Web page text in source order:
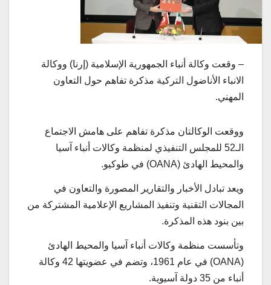
– وقعت وكالة أنباء الجمهورية الإسلامية (إرنا) ووكالة
الانباء الأناضول التركية مذكرة تفاهم حول التعاون
المهني.
ووقعت الوكالتان مذكرة تفاهم على هامش الاجتماع
الـ52 للمجلس التنفيذي لمنظمة وكالات أنباء آسيا
والمحيط الهادئ (OANA) في طوكيو.
ويعد تبادل الأخبار والتقارير المصورة والتعاون في
المجالات التقنیة وتنفيذ المشاريع الإعلامية المشتركة من
بين بنود هذه المذكرة.
وتأسست منظمة وكالات أنباء آسيا والمحيط الهادئ
(OANA) في عام 1961، وتضم في عضويتها 42 وكالة
أنباء من 35 دولة آسيوية.